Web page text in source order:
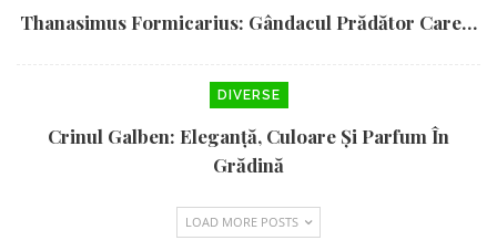
Thanasimus Formicarius: Gândacul Prădător Care…
DIVERSE
Crinul Galben: Eleganță, Culoare Și Parfum În
Grădină
LOAD MORE POSTS